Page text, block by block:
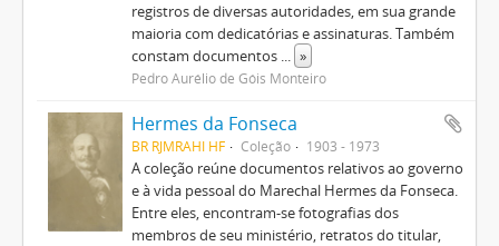
registros de diversas autoridades, em sua grande
maioria com dedicatórias e assinaturas. Também
constam documentos ... »
Pedro Aurélio de Góis Monteiro
Hermes da Fonseca
BR RJMRAHI HF Coleção 1903 - 1973
A coleção reúne documentos relativos ao governo
e à vida pessoal do Marechal Hermes da Fonseca.
Entre eles, encontram-se fotografias dos
membros de seu ministério, retratos do titular,